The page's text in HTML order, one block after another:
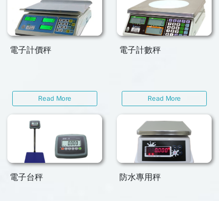
電子計價秤
Read More
電子計數秤
Read More
電子台秤 防水專用秤